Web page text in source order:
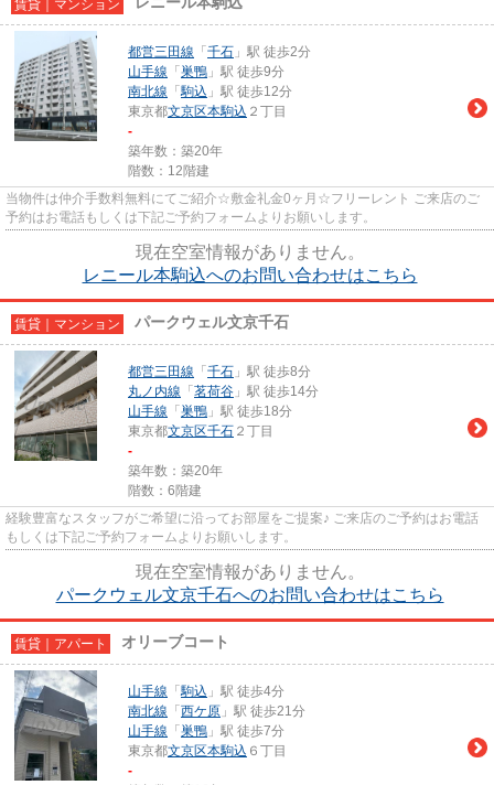
賃貸｜マンション
都営三田線 「 千石 」駅 徒歩2分
山手線 「 巣鴨 」駅 徒歩9分
南北線 「駒込 」駅 徒歩12分
東京都文京区本駒込 ２丁目
-
築年数：築20年
階数：12階建
当物件は仲介手数料無料にてご紹介☆敷金礼金0ヶ月☆フリーレント ご来店のご
予約はお電話もしくは下記ご予約フォームよりお願いします。
現在空室情報がありません。
レニール本駒込へのお問い合わせはこちら
賃貸｜マンション パークウェル文京千石
都営三田線 「 千石 」駅 徒歩8分
丸ノ内線 「 茗荷谷 」駅 徒歩14分
山手線 「 巣鴨 」駅 徒歩18分
東京都文京区千石 ２丁目
-
築年数：築20年
階数：6階建
経験豊富なスタッフがご希望に沿ってお部屋をご提案♪ ご来店のご予約はお電話
もしくは下記ご予約フォームよりお願いします。
現在空室情報がありません。
パークウェル文京千石へのお問い合わせはこちら
賃貸｜アパート オリーブコート
山手線 「駒込 」駅 徒歩4分
南北線 「 西ケ原 」駅 徒歩21分
山手線 「 巣鴨 」駅 徒歩7分
東京都文京区本駒込 ６丁目
-